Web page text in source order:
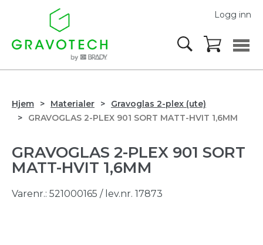
Logg inn
Hjem Materialer
Gravoglas 2-plex (ute)
GRAVOGLAS 2-PLEX 901 SORT MATT-HVIT 1,6MM
GRAVOGLAS 2-PLEX 901 SORT
MATT-HVIT 1,6MM
Varenr.: 521000165 / lev.nr. 17873